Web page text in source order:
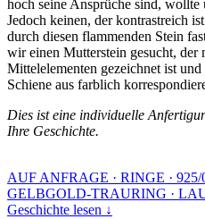
hoch seine Ansprüche sind,
Jedoch keinen, der kontrastreich
durch diesen flammenden Stein
wir einen Mutterstein gesucht, der
Mittelelementen gezeichnet ist
Schiene aus farblich
Dies ist eine individuelle
Ihre Geschichte.
AUF ANFRAGE · RINGE ·
GELBGOLD-TRAURING ·
Geschichte lesen ↓